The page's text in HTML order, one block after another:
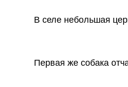
В селе небольшая
Первая же собака